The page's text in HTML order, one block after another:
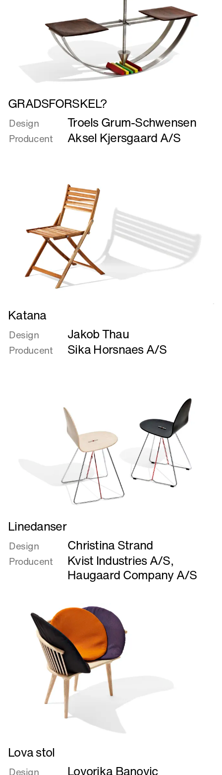
Læs
mere
om
GRADSFORSKEL?
GRADSFORSKEL?
Design Troels Grum-Schwensen
Producent Aksel Kjersgaard A/S
Læs
mere
om
Katana
Katana
Design Jakob Thau
Producent Sika Horsnaes A/S
Læs
mere
om
Linedanser
Linedanser
Design Christina Strand
Producent Kvist Industries A/S,
Haugaard Company A/S
Læs
mere
om
Lova stol
Design Lovorika Banovic